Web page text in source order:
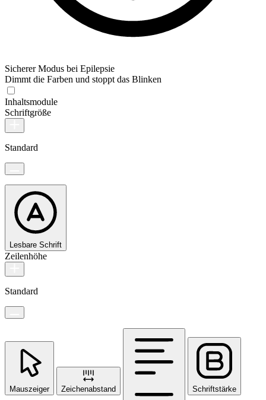
Sicherer Modus bei Epilepsie
Dimmt die Farben und stoppt das Blinken
Inhaltsmodule
Schriftgröße
Standard
Lesbare Schrift
Zeilenhöhe
Standard
Mauszeiger Zeichenabstand Schriftstärke